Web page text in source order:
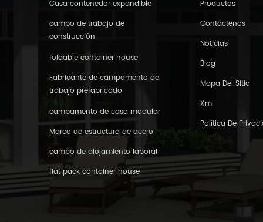
Casa contenedor expandible
campo de trabajo de
construcción
foldable container house
Fabricante de campamento de
trabajo prefabricado
campamento de casa modular
Marco de estructura de acero
campo de alojamiento laboral
flat pack container house
Productos
Contáctenos
Noticias
Blog
Mapa Del Sitio
Xml
Política De